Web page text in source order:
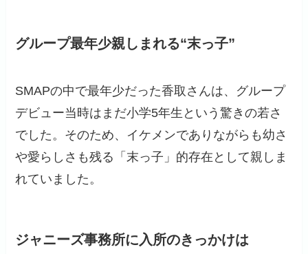
グループ最年少親しまれる“末っ子”
SMAPの中で最年少だった香取さんは、グループ
デビュー当時はまだ小学5年生という驚きの若さ
でした。そのため、イケメンでありながらも幼さ
や愛らしさも残る「末っ子」的存在として親しま
れていました。
ジャニーズ事務所に入所のきっかけは